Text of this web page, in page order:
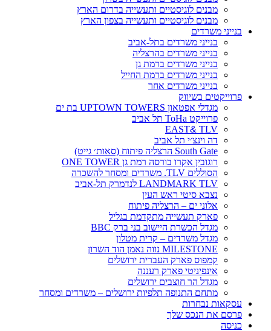
מבנים לוגיסטיים ותעשייה בדרום הארץ
מבנים לוגיסטיים ותעשייה בצפון הארץ
בנייני משרדים
בנייני משרדים בתל-אביב
בנייני משרדים בהרצליה
בנייני משרדים ברמת גן
בנייני משרדים ברמת החייל
בנייני משרדים אחר
פרוייקטים בשיווק
מגדלי אפטאון UPTOWN TOWERS בת ים
פרוייקט ToHa תל אביב
EAST& TLV
דה וינצ׳י תל אביב
South Gate הרצליה פיתוח (סאות׳ גייט)
רוגובין אקרו בורסה רמת גן ONE TOWER
הסוללים TLV. משרדים ומסחר להשכרה
LANDMARK TLV לנדמרק תל-אביב
נצבא סיטי ראש העין
אלוני ים – הרצליה פיתוח
פארק תעשייה מתקדמת בגליל
מגדל הכשרת היישוב בני ברק BBC
מגדל משרדים – קרית מטלון
MILESTONE נווה נאמן הוד השרון
קמפוס פארק העברית ירושלים
אינפיניטי פארק רעננה
מגדל הר חוצבים ירושלים
מתחם התנופה תלפיות ירושלים – משרדים ומסחר
עסקאות נבחרות
פרסם את הנכס שלך
כניסה